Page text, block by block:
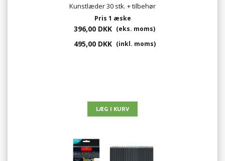
Kunstlæder 30 stk. + tilbehør
Pris 1 æske
396,00 DKK (eks. moms)
495,00 DKK (inkl. moms)